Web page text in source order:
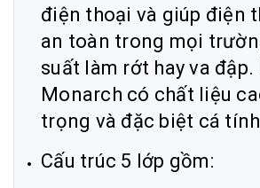
điện thoại và giúp điện
an toàn trong mọi
suất làm rớt hay va đập.
Monarch có chất liệu
trọng và đặc biệt cá
Cấu trúc 5 lớp gồm: